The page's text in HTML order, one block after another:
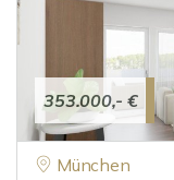
353.000,- €
München